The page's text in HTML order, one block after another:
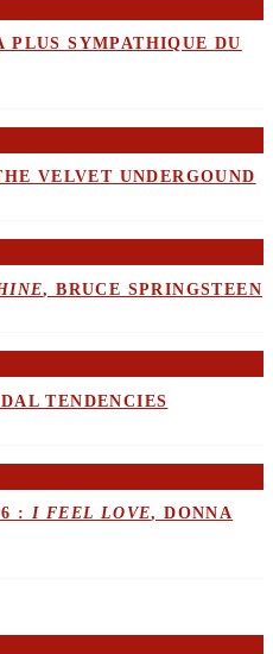
SYMPATHIQUE DU
VELVET UNDERGOUND
, BRUCE SPRINGSTEEN
TENDENCIES
: I FEEL LOVE, DONNA